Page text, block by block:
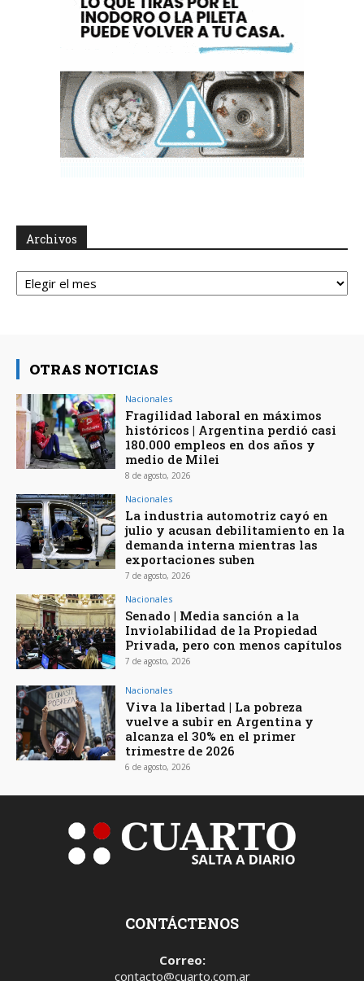
Archivos
Archivos
OTRAS NOTICIAS
Nacionales
Fragilidad laboral en máximos
históricos | Argentina perdió casi
180.000 empleos en dos años y
medio de Milei
8 de agosto, 2026
Nacionales
La industria automotriz cayó en
julio y acusan debilitamiento en la
demanda interna mientras las
exportaciones suben
7 de agosto, 2026
Nacionales
Senado | Media sanción a la
Inviolabilidad de la Propiedad
Privada, pero con menos capítulos
7 de agosto, 2026
Nacionales
Viva la libertad | La pobreza
vuelve a subir en Argentina y
alcanza el 30% en el primer
trimestre de 2026
6 de agosto, 2026
CONTÁCTENOS
Correo:
contacto@cuarto.com.ar